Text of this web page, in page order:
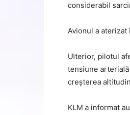
considerabil
Avionul a
Ulterior, pilotul
tensiune
creșterea
KLM a informat